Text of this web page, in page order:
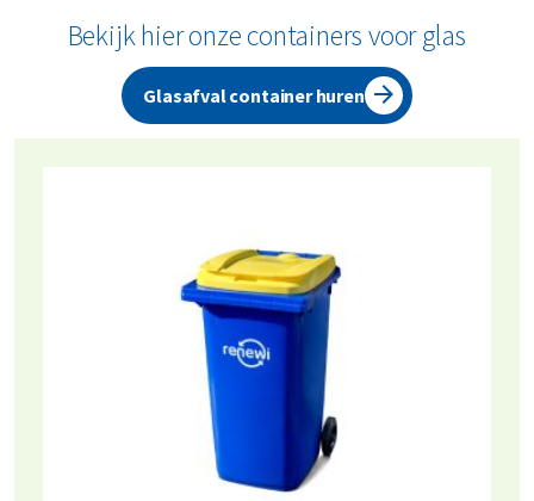
Glas bestaat in verschillende soorten en kleuren. We
maken een duidelijk onderscheid tussen:
hol en bol glas (zoals flessen en potten)
vlakglas (bijvoorbeeld ruiten en spiegels)
combinatieglas (een mix van verschillende
Voor elk van deze bieden we een geschikte oplossing.
Voor hol en bol glas bieden we rolcontainers aan, ideaal
voor branches zoals horeca en retail. Voor vlakglas
hebben we speciale afzetcontainers. Hiermee zamelen jij
en je medewerkers glasafval efficiënt, veilig en makkelijk!
Bekijk hier onze containers voor glas
Glasafval container huren